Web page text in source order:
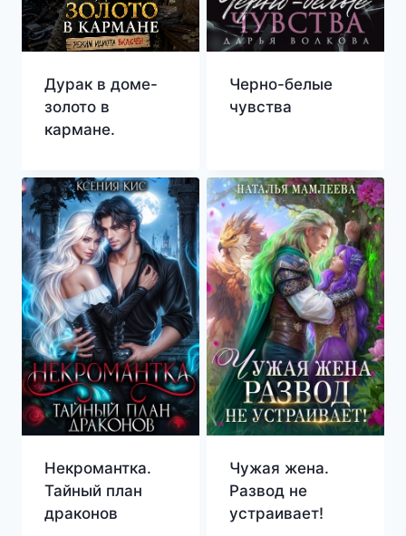
Дурак в доме-
золото в
кармане.
Черно-белые
чувства
Некромантка.
Тайный план
драконов
Чужая жена.
Развод не
устраивает!